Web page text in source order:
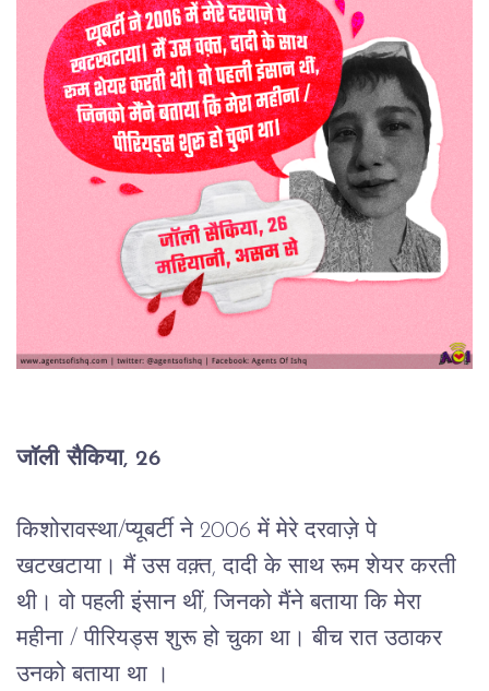
जॉली सैकिया, 26
किशोरावस्था/प्यूबर्टी ने 2006 में मेरे दरवाज़े पे
खटखटाया। मैं उस वक़्त, दादी के साथ रूम शेयर करती
थी। वो पहली इंसान थीं, जिनको मैंने बताया कि मेरा
महीना / पीरियड्स शुरू हो चुका था। बीच रात उठाकर
उनको बताया था ।